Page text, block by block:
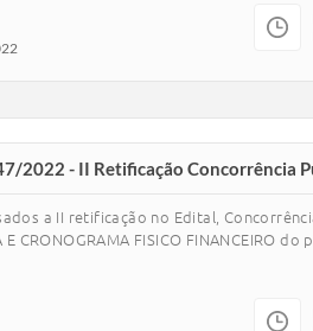
2022 - II Retificação Concorrência
a II retificação no Edital,
E CRONOGRAMA FISICO